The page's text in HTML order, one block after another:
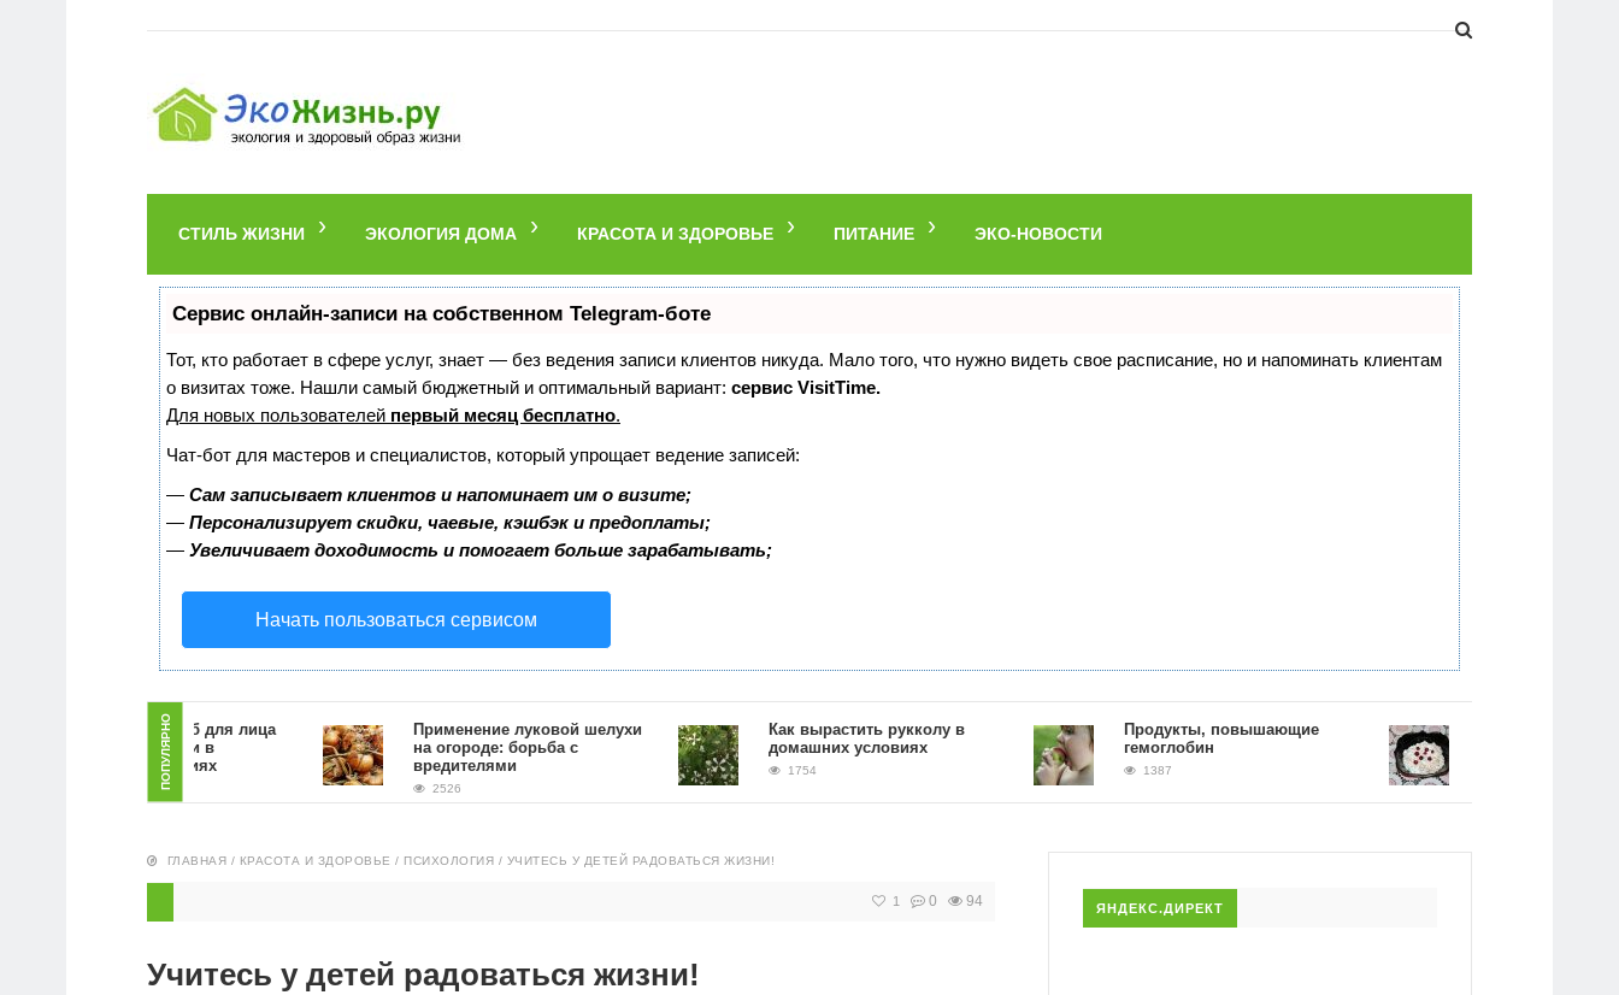
СТИЛЬ ЖИЗНИ ЭКОЛОГИЯ ДОМА КРАСОТА И ЗДОРОВЬЕ ПИТАНИЕ ЭКО-НОВОСТИ
Сервис онлайн-записи на собственном Telegram-боте
Тот, кто работает в сфере услуг, знает — без ведения записи клиентов никуда. Мало того, что нужно видеть свое расписание, но и напоминать клиентам
о визитах тоже. Нашли самый бюджетный и оптимальный вариант: сервис VisitTime.
Для новых пользователей первый месяц бесплатно.
Чат-бот для мастеров и специалистов, который упрощает ведение записей:
— Сам записывает клиентов и напоминает им о визите;
— Персонализирует скидки, чаевые, кэшбэк и предоплаты;
— Увеличивает доходимость и помогает больше зарабатывать;
Начать пользоваться сервисом
ПОПУЛЯРНО
Как сделать скраб для лица
из кофейной гущи в
домашних условиях
Применение луковой шелухи
на огороде: борьба с
вредителями
2526
Как вырастить рукколу в
домашних условиях
1754
Продукты, повышающие
гемоглобин
1387
Рецепт гречки на
фото. Как принимать и
питаться во время
1380
ГЛАВНАЯ / КРАСОТА И ЗДОРОВЬЕ / ПСИХОЛОГИЯ / УЧИТЕСЬ У ДЕТЕЙ РАДОВАТЬСЯ ЖИЗНИ!
1 0 94
Учитесь у детей радоваться жизни!
ЯНДЕКС.ДИРЕКТ